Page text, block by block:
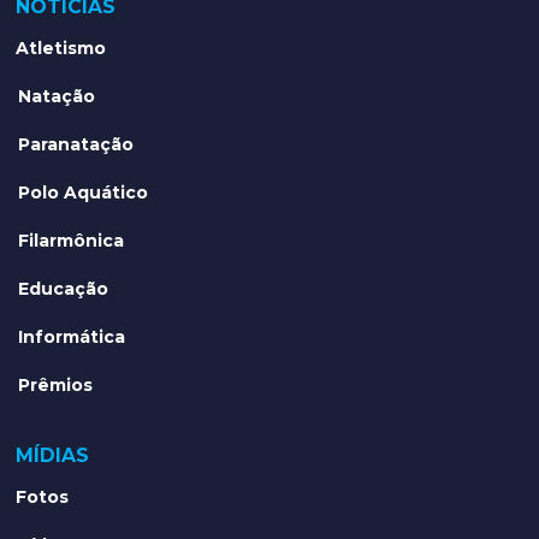
NOTÍCIAS
Atletismo
Natação
Paranatação
Polo Aquático
Filarmônica
Educação
Informática
Prêmios
MÍDIAS
Fotos